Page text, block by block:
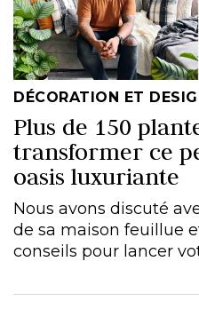
DÉCORATION ET
Plus de 150
transformer ce
oasis luxuriante
Nous avons discuté
de sa maison feuillue
conseils pour lancer